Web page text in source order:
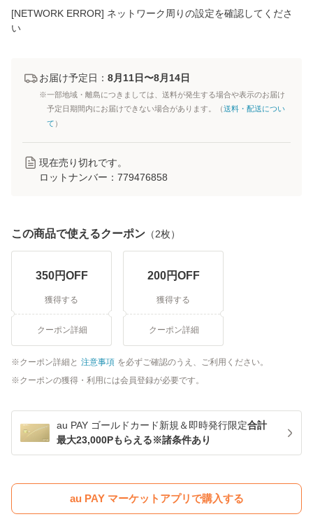
[NETWORK ERROR] ネットワーク周りの設定を確認してくださ
い
お届け予定日： 8月11日〜8月14日
※一部地域・離島につきましては、送料が発生する場合や表示のお届け
予定日期間内にお届けできない場合があります。（送料・配送につい
て ）
現在売り切れです。
ロットナンバー： 779476858
この商品で使えるクーポン （2枚）
350円OFF
獲得する
クーポン詳細
200円OFF
獲得する
クーポン詳細
クーポン詳細と 注意事項 を必ずご確認のうえ、ご利用ください。
クーポンの獲得・利用には会員登録が必要です。
au PAY ゴールドカード新規＆即時発行限定合計
最大23,000Pもらえる※諸条件あり
au PAY マーケットアプリで購入する